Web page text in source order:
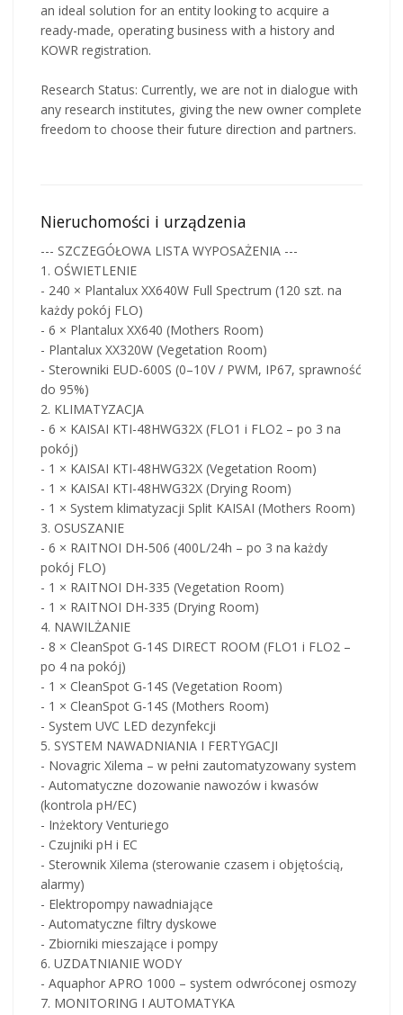
an ideal solution for an entity looking to acquire a
ready-made, operating business with a history and
KOWR registration.
Research Status: Currently, we are not in dialogue with
any research institutes, giving the new owner complete
freedom to choose their future direction and partners.
Nieruchomości i urządzenia
--- SZCZEGÓŁOWA LISTA WYPOSAŻENIA ---
1. OŚWIETLENIE
- 240 × Plantalux XX640W Full Spectrum (120 szt. na
każdy pokój FLO)
- 6 × Plantalux XX640 (Mothers Room)
- Plantalux XX320W (Vegetation Room)
- Sterowniki EUD-600S (0–10V / PWM, IP67, sprawność
do 95%)
2. KLIMATYZACJA
- 6 × KAISAI KTI-48HWG32X (FLO1 i FLO2 – po 3 na
pokój)
- 1 × KAISAI KTI-48HWG32X (Vegetation Room)
- 1 × KAISAI KTI-48HWG32X (Drying Room)
- 1 × System klimatyzacji Split KAISAI (Mothers Room)
3. OSUSZANIE
- 6 × RAITNOI DH-506 (400L/24h – po 3 na każdy
pokój FLO)
- 1 × RAITNOI DH-335 (Vegetation Room)
- 1 × RAITNOI DH-335 (Drying Room)
4. NAWILŻANIE
- 8 × CleanSpot G-14S DIRECT ROOM (FLO1 i FLO2 –
po 4 na pokój)
- 1 × CleanSpot G-14S (Vegetation Room)
- 1 × CleanSpot G-14S (Mothers Room)
- System UVC LED dezynfekcji
5. SYSTEM NAWADNIANIA I FERTYGACJI
- Novagric Xilema – w pełni zautomatyzowany system
- Automatyczne dozowanie nawozów i kwasów
(kontrola pH/EC)
- Inżektory Venturiego
- Czujniki pH i EC
- Sterownik Xilema (sterowanie czasem i objętością,
alarmy)
- Elektropompy nawadniające
- Automatyczne filtry dyskowe
- Zbiorniki mieszające i pompy
6. UZDATNIANIE WODY
- Aquaphor APRO 1000 – system odwróconej osmozy
7. MONITORING I AUTOMATYKA